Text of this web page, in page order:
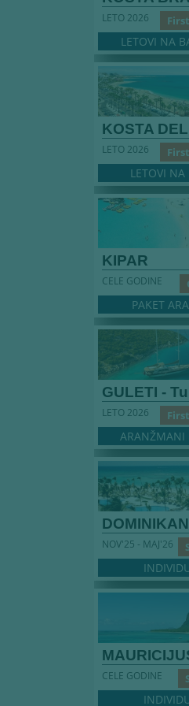
LETO 2026
LETOVI NA
KOSTA
LETO 2026
LETOVI
KIPAR
CELE GODINE
PAKET
GULETI -
LETO 2026
ARANŽMANI
NOV'25 - MAJ'26
CELE GODINE